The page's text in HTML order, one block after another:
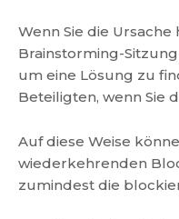
Wenn Sie die Ursache
Brainstorming-
um eine Lösung zu
Beteiligten, wenn Sie
Auf diese Weise
wiederkehrenden
zumindest die